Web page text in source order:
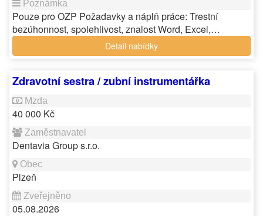
Pouze pro OZP Požadavky a náplň práce: Trestní
bezúhonnost, spolehlivost, znalost Word, Excel,…
Detail nabídky
Zdravotní sestra / zubní instrumentářka
40 000 Kč
Dentavia Group s.r.o.
Plzeň
05.08.2026